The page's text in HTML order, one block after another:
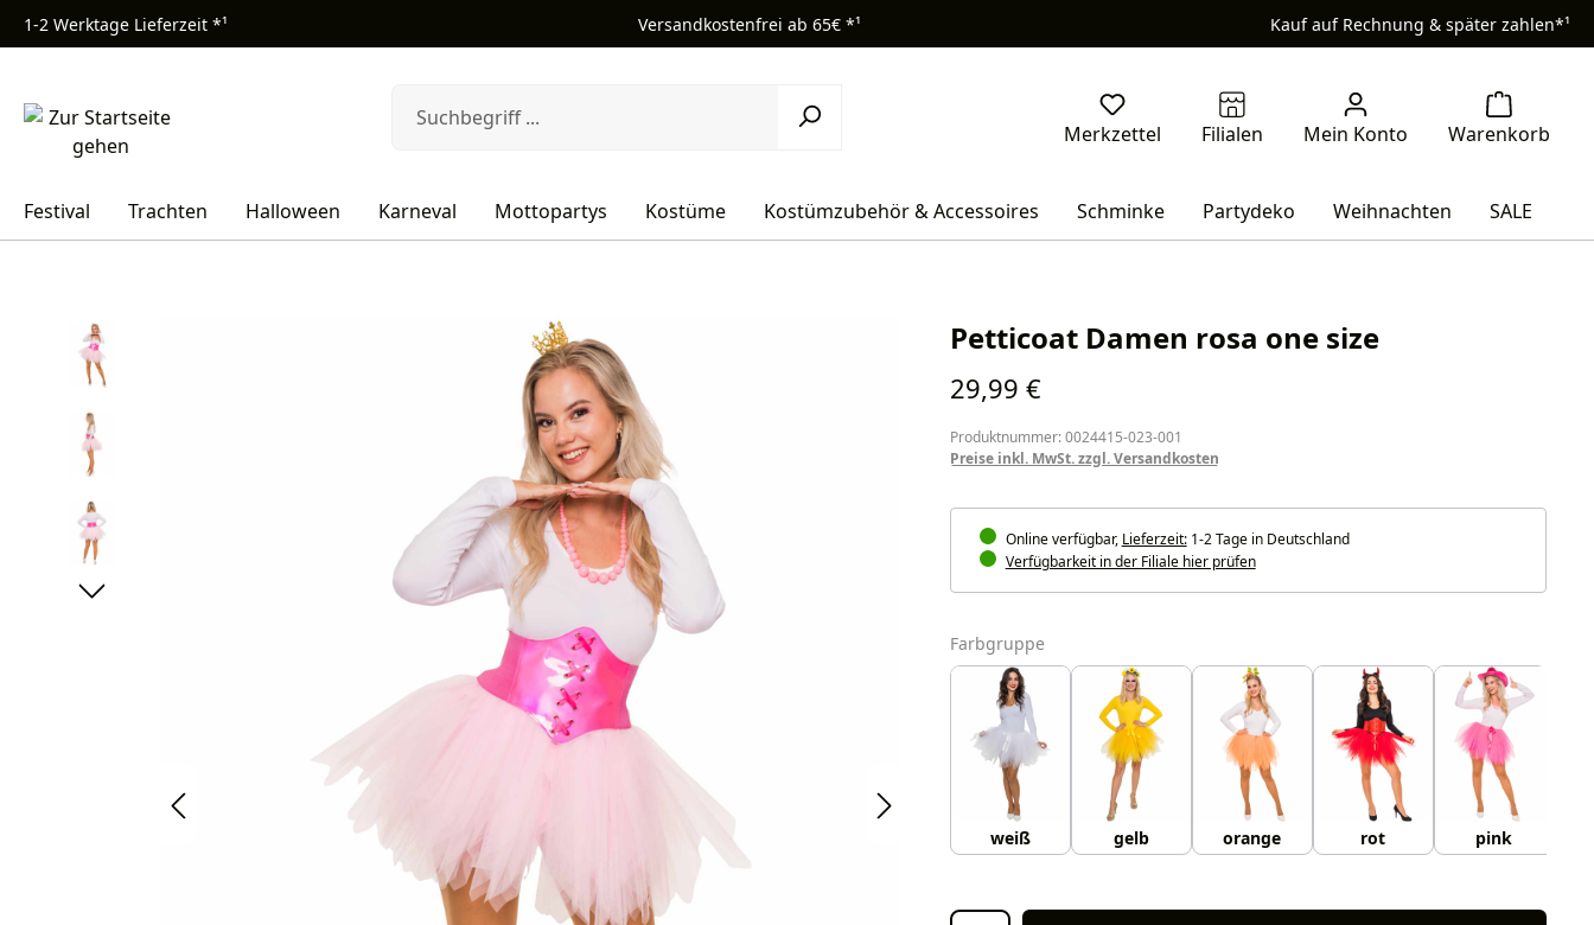
Hauptinhalt springen
Zur Suche springen
Zur Hauptnavigation springen
1-2 Werktage Lieferzeit *¹ Versandkostenfrei ab 65€ *¹ Kauf auf Rechnung & später zahlen*¹
Festival Trachten Halloween Karneval Mottopartys Kostüme Kostümzubehör & Accessoires Schminke Partydeko Weihnachten SALE
Bildergalerie überspringen Petticoat Damen rosa one size
Regulärer Preis:
29,99 €
Produktnummer: 0024415-023-001
Preise inkl. MwSt. zzgl. Versandkosten
Online verfügbar, Lieferzeit:1-2 Tage in Deutschland
Verfügbarkeit in der Filiale hier prüfen
Farbgruppeauswählen
weiß gelb orange rot pink